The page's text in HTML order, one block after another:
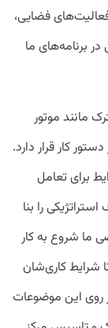
فضایی،
برنامه‌های ما
مانند موتور
کار قرار دارد.
برای تعامل
را بنا
شروع به کار
شرایط کاری‌شان
روی این موضوعات